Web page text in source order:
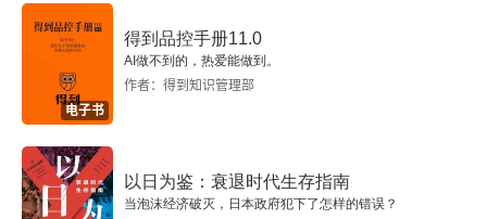
电子书
得到品控手册11.0
AI做不到的，热爱能做到。
作者：得到知识管理部
以日为鉴：衰退时代生存指南
当泡沫经济破灭，日本政府犯下了怎样的错误？